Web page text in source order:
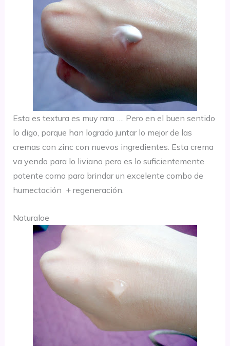
Esta es textura es muy rara …. Pero en el buen sentido
lo digo, porque han logrado juntar lo mejor de las
cremas con zinc con nuevos ingredientes. Esta crema
va yendo para lo liviano pero es lo suficientemente
potente como para brindar un excelente combo de
humectación + regeneración.
Naturaloe